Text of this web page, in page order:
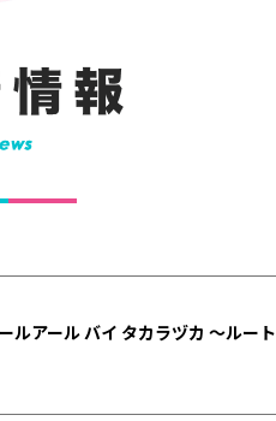
アール バイ タカラヅカ 〜ルー